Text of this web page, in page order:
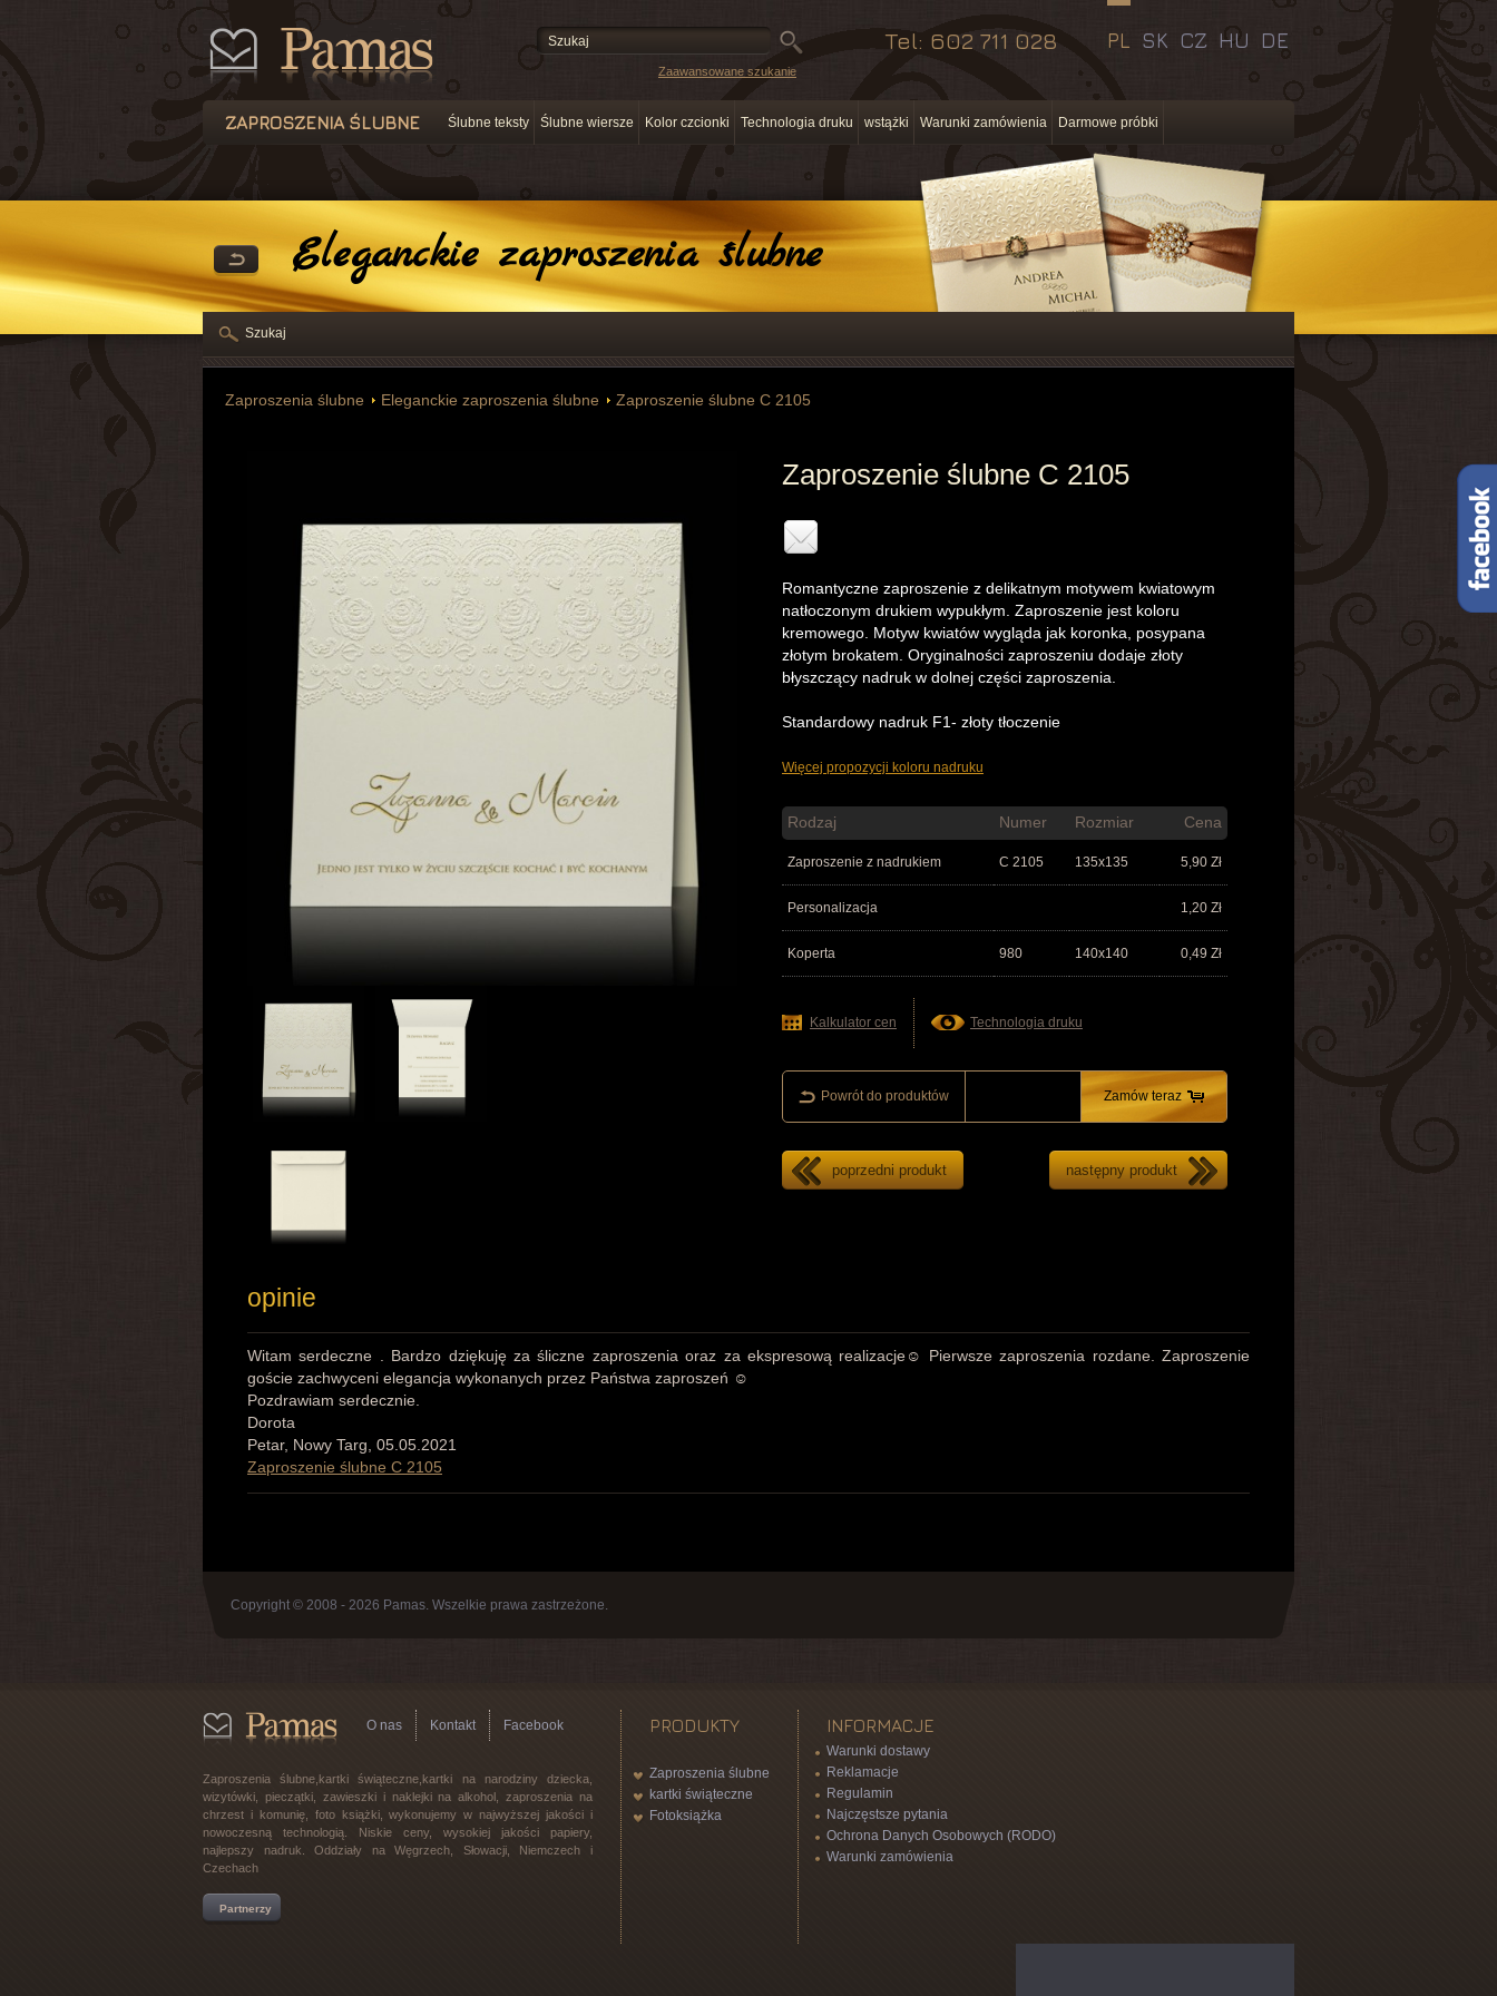
Eleganckie zaproszenia ślubne
Tel: 602 711 028 DE
HU
CZ
SK
PL
ZAPROSZENIA ŚLUBNE Ślubne teksty Ślubne wiersze Kolor czcionki Technologia druku wstążki Warunki zamówienia Darmowe próbki
Zaawansowane szukanie
Zaproszenia ślubne Eleganckie zaproszenia ślubne Zaproszenie ślubne C 2105
Zaproszenie ślubne C 2105
Romantyczne zaproszenie z delikatnym motywem kwiatowym
natłoczonym drukiem wypukłym. Zaproszenie jest koloru
kremowego. Motyw kwiatów wygląda jak koronka, posypana
złotym brokatem. Oryginalności zaproszeniu dodaje złoty
błyszczący nadruk w dolnej części zaproszenia.
Standardowy nadruk F1- złoty tłoczenie
Więcej propozycji koloru nadruku
Rodzaj Numer Rozmiar Cena
Zaproszenie z nadrukiem C 2105 135x135 5,90 Zł
Personalizacja 1,20 Zł
Koperta 980 140x140 0,49 Zł
Kalkulator cen Technologia druku
Powrót do produktów Zamów teraz
poprzedni produkt następny produkt
opinie
Witam serdeczne . Bardzo dziękuję za śliczne zaproszenia oraz za ekspresową realizacje☺ Pierwsze zaproszenia rozdane. Zaproszenie
goście zachwyceni elegancja wykonanych przez Państwa zaproszeń ☺
Pozdrawiam serdecznie.
Dorota
Petar, Nowy Targ, 05.05.2021
Zaproszenie ślubne C 2105
Szukaj
Copyright © 2008 - 2026 Pamas. Wszelkie prawa zastrzeżone.
O nas Kontakt Facebook
Zaproszenia ślubne,kartki świąteczne,kartki na narodziny dziecka,
wizytówki, pieczątki, zawieszki i naklejki na alkohol, zaproszenia na
chrzest i komunię, foto książki, wykonujemy w najwyższej jakości i
nowoczesną technologią. Niskie ceny, wysokiej jakości papiery,
najlepszy nadruk. Oddziały na Węgrzech, Słowacji, Niemczech i
Czechach
Partnerzy
PRODUKTY
Zaproszenia ślubne
kartki świąteczne
Fotoksiążka
INFORMACJE
Warunki dostawy
Reklamacje
Regulamin
Najczęstsze pytania
Ochrona Danych Osobowych (RODO)
Warunki zamówienia